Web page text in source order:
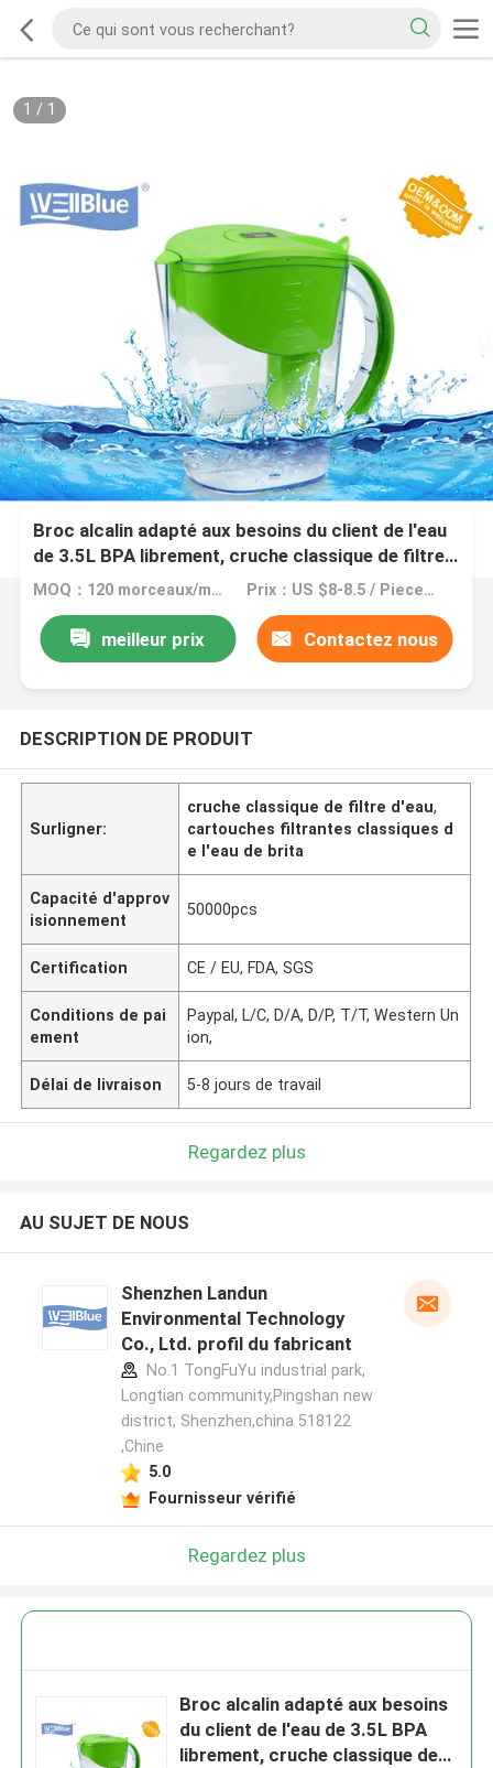
1 / 1
Broc alcalin adapté aux besoins du client de l'eau
de 3.5L BPA librement, cruche classique de filtre
de Brita
MOQ：120 morceaux/morceaux Prix：US $8-8.5 / Pieces | 120 Piece/Pieces (Min. Order)
meilleur prix Contactez nous
DESCRIPTION DE PRODUIT
Surligner:
cruche classique de filtre d'eau,
cartouches filtrantes classiques d
e l'eau de brita
Capacité d'approv
isionnement
50000pcs
Certification CE / EU, FDA, SGS
Conditions de pai
ement
Paypal, L/C, D/A, D/P, T/T, Western Un
ion,
Délai de livraison 5-8 jours de travail
Regardez plus
AU SUJET DE NOUS
Shenzhen Landun
Environmental Technology
Co., Ltd. profil du fabricant
No.1 TongFuYu industrial park,
Longtian community,Pingshan new
district, Shenzhen,china 518122
,Chine
5.0
Fournisseur vérifié
Regardez plus
Broc alcalin adapté aux besoins
du client de l'eau de 3.5L BPA
librement, cruche classique de